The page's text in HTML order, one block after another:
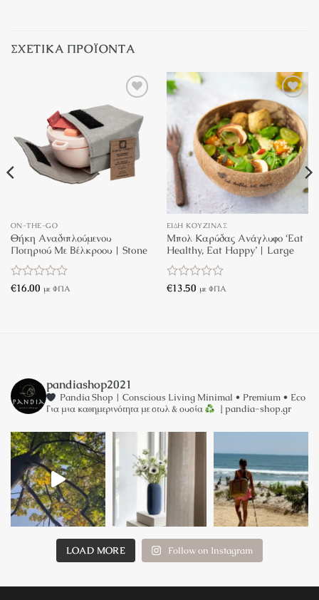
ΣΧΕΤΙΚΆ ΠΡΟΪΌΝΤΑ
Πρόσθήκη
στην λίστα
επιθυμιών
ON-THE-GO
Θήκη Αναδιπλούμενου
Ποτηριού Με Βέλκροου | Stone
Βαθμολογήθηκε
€16.00 με ΦΠΑ
Πρόσθήκη
στην λίστα
επιθυμιών
ΕΊΔΗ ΚΟΥΖΊΝΑΣ
Μπολ Καρύδας Ανάγλυφο ‘Eat
Healthy, Eat Happy’ | Large
Βαθμολογήθηκε
€13.50 με ΦΠΑ
pandiashop2021
Pandia Shop | Conscious Living Minimal • Premium • Eco
Για μια καθημερινότητα με στυλ & ουσία
↓ pandia-shop.gr
LOAD MORE Follow on Instagram